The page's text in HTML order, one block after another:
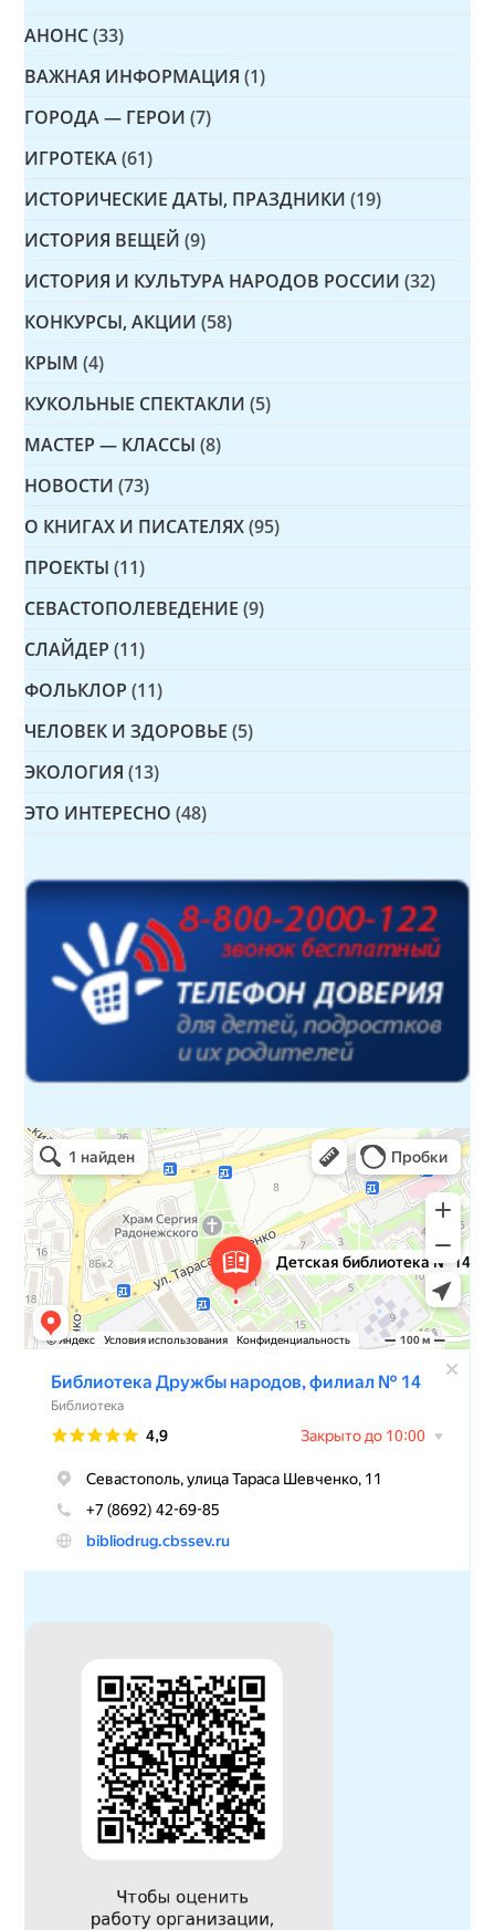
АНОНС (33)
ВАЖНАЯ ИНФОРМАЦИЯ (1)
ГОРОДА — ГЕРОИ (7)
ИГРОТЕКА (61)
ИСТОРИЧЕСКИЕ ДАТЫ, ПРАЗДНИКИ (19)
ИСТОРИЯ ВЕЩЕЙ (9)
ИСТОРИЯ И КУЛЬТУРА НАРОДОВ РОССИИ (32)
КОНКУРСЫ, АКЦИИ (58)
КРЫМ (4)
КУКОЛЬНЫЕ СПЕКТАКЛИ (5)
МАСТЕР — КЛАССЫ (8)
НОВОСТИ (73)
О КНИГАХ И ПИСАТЕЛЯХ (95)
ПРОЕКТЫ (11)
СЕВАСТОПОЛЕВЕДЕНИЕ (9)
СЛАЙДЕР (11)
ФОЛЬКЛОР (11)
ЧЕЛОВЕК И ЗДОРОВЬЕ (5)
ЭКОЛОГИЯ (13)
ЭТО ИНТЕРЕСНО (48)
Детская библиотека № 14 Дружбы народов
Библиотека в Севастополе